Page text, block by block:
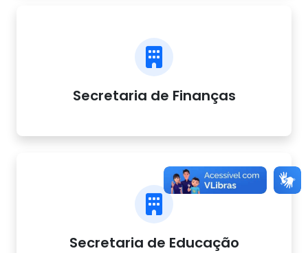
Secretaria de Finanças
Secretaria de Educação